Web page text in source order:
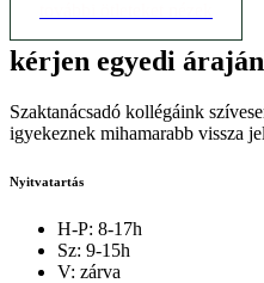
kérjen egyedi
Szaktanácsadó kollégáink
igyekeznek mihamarabb vissza
Nyitvatartás
H-P: 8-17h
Sz: 9-15h
V: zárva